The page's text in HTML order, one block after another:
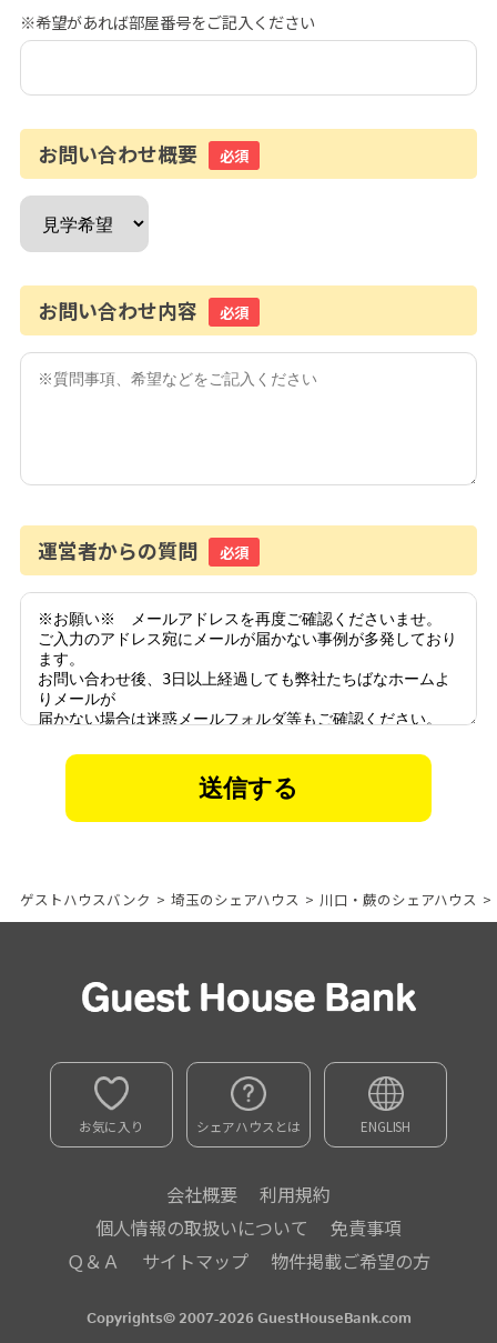
※希望があれば部屋番号をご記入ください
お問い合わせ概要 必須
お問い合わせ内容 必須
運営者からの質問 必須
ゲストハウスバンク > 埼玉のシェアハウス > 川口・蕨のシェアハウス >
お気に入り シェアハウスとは ENGLISH
会社概要
利用規約
個人情報の取扱いについて
免責事項
Ｑ＆Ａ
サイトマップ 物件掲載ご希望の方
Copyrights© 2007-2026 GuestHouseBank.com